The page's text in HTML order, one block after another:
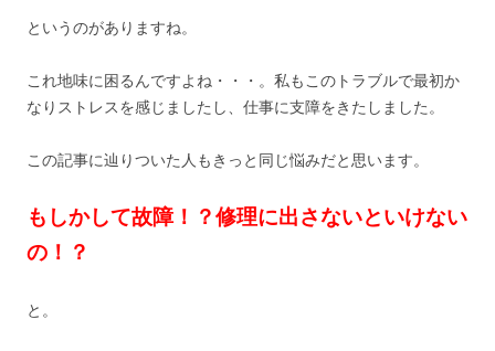
というのがありますね。
これ地味に困るんですよね・・・。私もこのトラブルで最初か
なりストレスを感じましたし、仕事に支障をきたしました。
この記事に辿りついた人もきっと同じ悩みだと思います。
もしかして故障！？修理に出さないといけない
の！？
と。